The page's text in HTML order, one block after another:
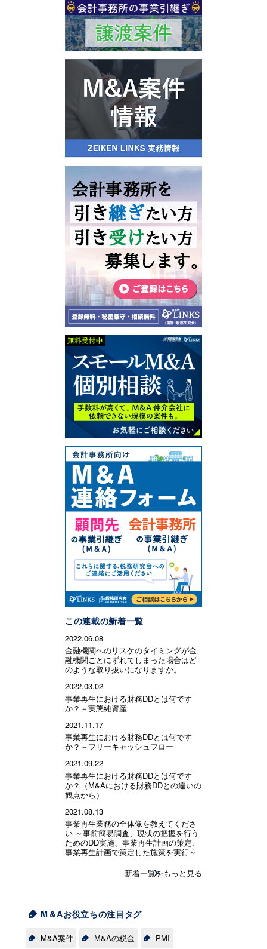
この連載の新着一覧
2022.06.08
金融機関へのリスケのタイミングが金
融機関ごとにずれてしまった場合はど
のような取り扱いになりますか。
2022.03.02
事業再生における財務DDとは何です
か？－実態純資産
2021.11.17
事業再生における財務DDとは何です
か？－フリーキャッシュフロー
2021.09.22
事業再生における財務DDとは何です
か？（M&Aにおける財務DDとの違いの
観点から）
2021.08.13
事業再生業務の全体像を教えてくださ
い ～事前簡易調査、現状の把握を行う
ためのDD実施、事業再生計画の策定、
事業再生計画で策定した施策を実行～
新着一覧をもっと見る
M＆Aお役立ちの注目タグ
M&A案件 M&Aの税金
PMI